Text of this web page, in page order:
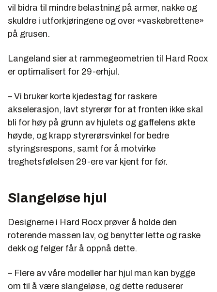
vil bidra til mindre belastning på armer, nakke og
skuldre i utforkjøringene og over «vaskebrettene»
på grusen.
Langeland sier at rammegeometrien til Hard Rocx
er optimalisert for 29-erhjul.
– Vi bruker korte kjedestag for raskere
akselerasjon, lavt styrerør for at fronten ikke skal
bli for høy på grunn av hjulets og gaffelens økte
høyde, og krapp styrerørsvinkel for bedre
styringsrespons, samt for å motvirke
treghetsfølelsen 29-ere var kjent for før.
Slangeløse hjul
Designerne i Hard Rocx prøver å holde den
roterende massen lav, og benytter lette og raske
dekk og felger får å oppnå dette.
– Flere av våre modeller har hjul man kan bygge
om til å være slangeløse, og dette reduserer